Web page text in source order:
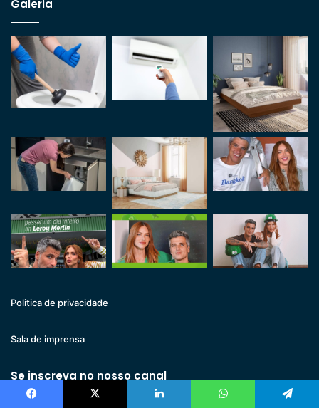
Galeria
Politica de privacidade
Sala de imprensa
Se inscreva no nosso canal